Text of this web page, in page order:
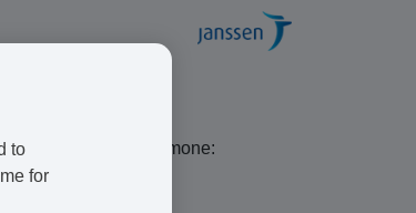
synthetische Hormone:
to
for